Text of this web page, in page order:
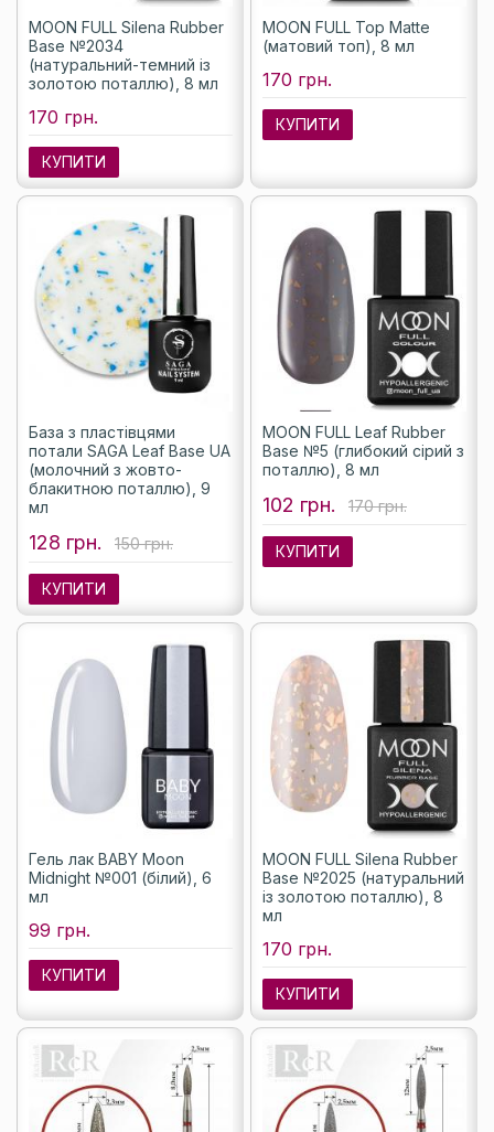
MOON FULL Silena Rubber
Base №2034
(натуральний-темний із
золотою поталлю), 8 мл
170 грн.
КУПИТИ
MOON FULL Top Matte
(матовий топ), 8 мл
170 грн.
КУПИТИ
База з пластівцями
потали SAGA Leaf Base UA
(молочний з жовто-
блакитною поталлю), 9
мл
128 грн. 150 грн.
КУПИТИ
MOON FULL Leaf Rubber
Base №5 (глибокий сірий з
поталлю), 8 мл
102 грн. 170 грн.
КУПИТИ
Гель лак BABY Moon
Midnight №001 (білий), 6
мл
99 грн.
КУПИТИ
MOON FULL Silena Rubber
Base №2025 (натуральний
із золотою поталлю), 8
мл
170 грн.
КУПИТИ